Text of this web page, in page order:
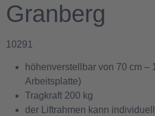
Granberg
10291
höhenverstellbar von 70 cm –
Arbeitsplatte)
Tragkraft 200 kg
der Liftrahmen kann